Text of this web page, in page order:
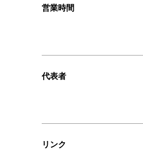
営業時間
代表者
リンク